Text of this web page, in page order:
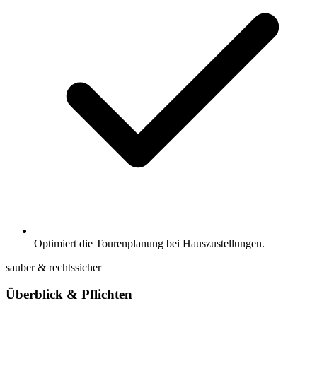
Optimiert die Tourenplanung bei Hauszustellungen.
sauber & rechtssicher
Überblick & Pflichten